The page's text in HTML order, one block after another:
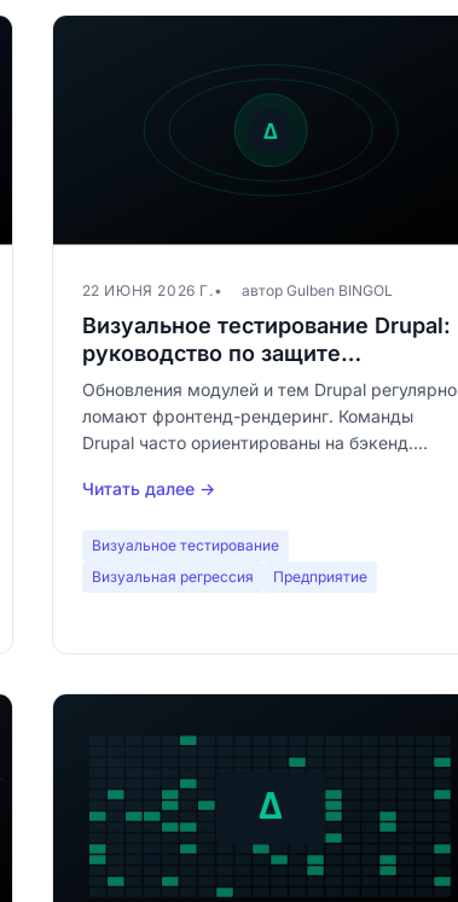
22 ИЮНЯ 2026 Г. автор Gulben BINGOL
Визуальное тестирование Drupal:
руководство по защите
рендеринга вашей корпоративной
CMS
Обновления модулей и тем Drupal регулярно
ломают фронтенд-рендеринг. Команды
Drupal часто ориентированы на бэкенд.
пробел. Полное руководство для Drupal
Читать далее →
Визуальное тестирование
Визуальная регрессия
Предприятие